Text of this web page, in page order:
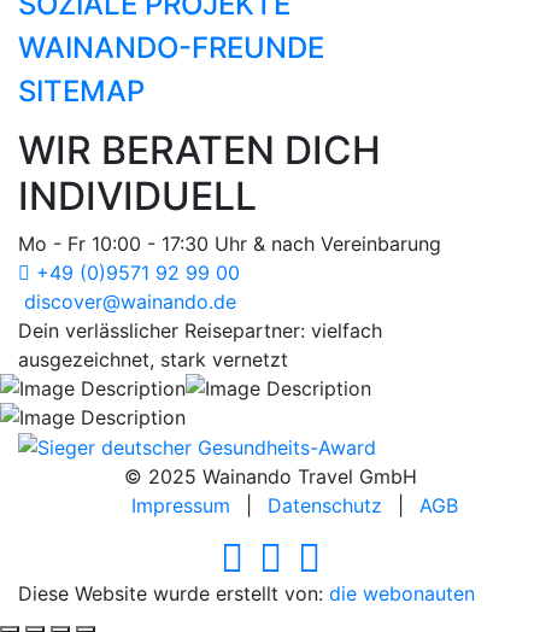
WAINANDO-FREUNDE
SITEMAP
WIR BERATEN DICH
INDIVIDUELL
Mo - Fr 10:00 - 17:30 Uhr & nach Vereinbarung
+49 (0)9571 92 99 00
discover@wainando.de
Dein verlässlicher Reisepartner: vielfach
ausgezeichnet, stark vernetzt
© 2025 Wainando Travel GmbH
Impressum
Datenschutz AGB
Diese Website wurde erstellt von: die webonauten